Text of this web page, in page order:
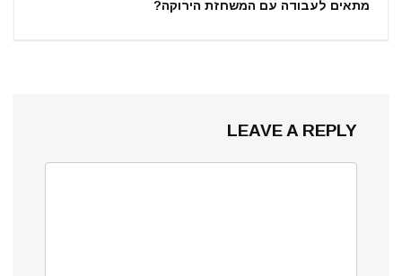
מתאים לעבודה עם המשחזת הירוקה?
LEAVE A REPLY